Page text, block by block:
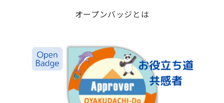
オープンバッジとは